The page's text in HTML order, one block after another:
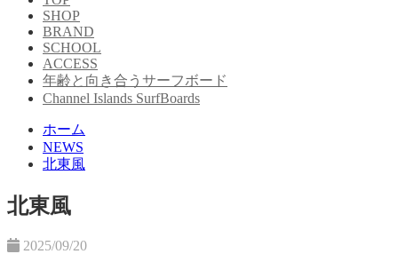
SHOP
BRAND
SCHOOL
ACCESS
年齢と向き合うサーフボード
Channel Islands SurfBoards
ホーム
NEWS
北東風
北東風
2025/09/20